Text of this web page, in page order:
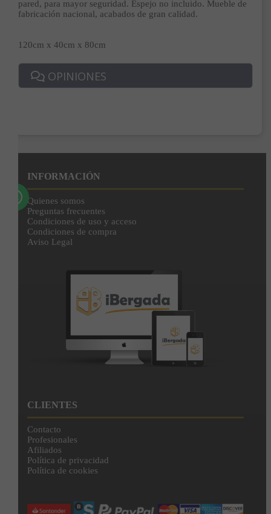
pared, para mayor seguridad. Espejo no incluido. Mueble de
fabricación nacional, acabados de gran calidad.
120cm x 40cm x 80cm
OPINIONES
INFORMACIÓN
Quienes somos
Preguntas frecuentes
Condiciones de uso y acceso
Condiciones de compra
Aviso Legal
CLIENTES
Contacto
Profesionales
Afiliados
Política de privacidad
Política de cookies